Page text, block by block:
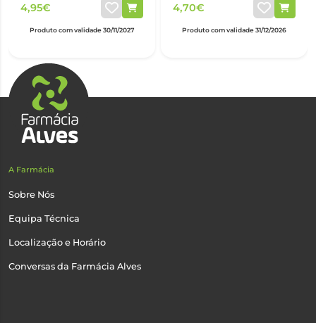
4,95€
Produto com validade 30/11/2027
4,70€
Produto com validade 31/12/2026
A Farmácia
Sobre Nós
Equipa Técnica
Localização e Horário
Conversas da Farmácia Alves